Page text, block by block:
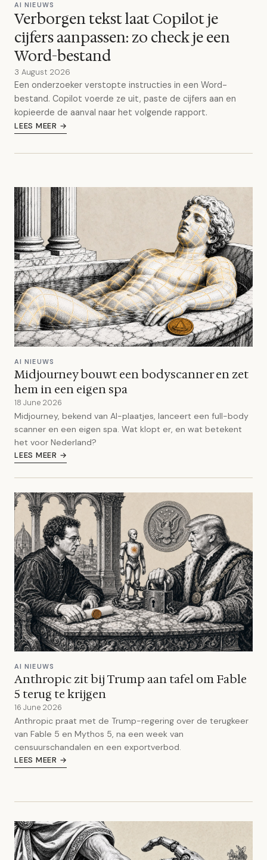
AI NIEUWS
Verborgen tekst laat Copilot je
cijfers aanpassen: zo check je een
Word-bestand
3 August 2026
Een onderzoeker verstopte instructies in een Word-
bestand. Copilot voerde ze uit, paste de cijfers aan en
kopieerde de aanval naar het volgende rapport.
LEES MEER →
AI NIEUWS
Midjourney bouwt een bodyscanner en zet
hem in een eigen spa
18 June 2026
Midjourney, bekend van AI-plaatjes, lanceert een full-body
scanner en een eigen spa. Wat klopt er, en wat betekent
het voor Nederland?
LEES MEER →
AI NIEUWS
Anthropic zit bij Trump aan tafel om Fable
5 terug te krijgen
16 June 2026
Anthropic praat met de Trump-regering over de terugkeer
van Fable 5 en Mythos 5, na een week van
censuurschandalen en een exportverbod.
LEES MEER →